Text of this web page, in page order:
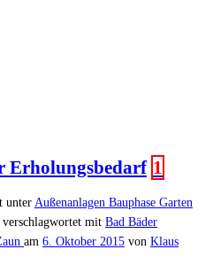
Erholungsbedarf 1
unter Außenanlagen Bauphase Garten
verschlagwortet mit Bad Bäder
am 6. Oktober 2015 von Klaus